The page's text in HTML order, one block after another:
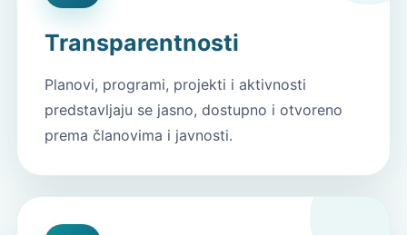
Transparentnosti
Planovi, programi, projekti i aktivnosti
predstavljaju se jasno, dostupno i otvoreno
prema članovima i javnosti.